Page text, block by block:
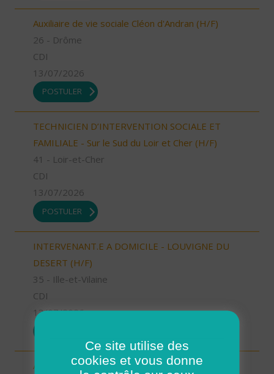
Auxiliaire de vie sociale Cléon d'Andran (H/F)
26 - Drôme
CDI
13/07/2026
POSTULER
TECHNICIEN D’INTERVENTION SOCIALE ET
FAMILIALE - Sur le Sud du Loir et Cher (H/F)
41 - Loir-et-Cher
CDI
13/07/2026
POSTULER
INTERVENANT.E A DOMICILE - LOUVIGNE DU
DESERT (H/F)
35 - Ille-et-Vilaine
CDI
13/07/2026
Aide à domicile Cléon d'Andran (H/F)
Ce site utilise des
cookies et vous donne